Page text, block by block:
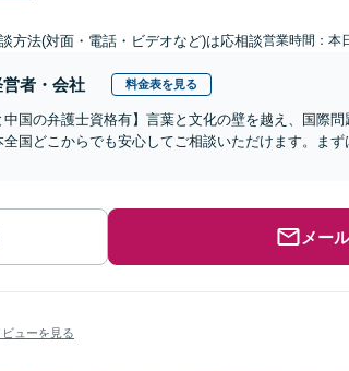
方法(対面・電話・ビデオなど)は応相談営業時間：本
者・会社 料金表を見る
中国の弁護士資格有】言葉と文化の壁を越え、国際
国どこからでも安心してご相談いただけます。ま
メー
ビューを見る